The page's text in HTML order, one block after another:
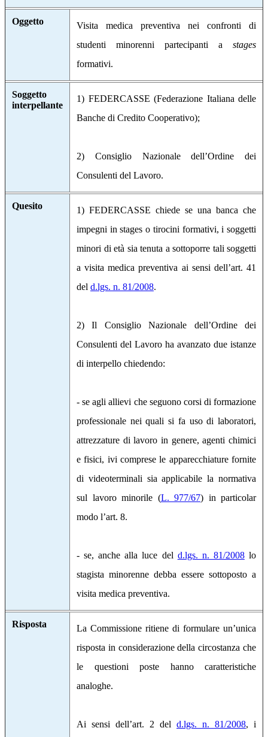
Oggetto
Visita medica preventiva nei confronti di
studenti minorenni partecipanti a stages
formativi.
Soggetto
interpellante
1) FEDERCASSE (Federazione Italiana delle
Banche di Credito Cooperativo);
2) Consiglio Nazionale dell’Ordine dei
Consulenti del Lavoro.
Quesito
1) FEDERCASSE chiede se una banca che
impegni in stages o tirocini formativi, i soggetti
minori di età sia tenuta a sottoporre tali soggetti
a visita medica preventiva ai sensi dell’art. 41
del d.lgs. n. 81/2008.
2) Il Consiglio Nazionale dell’Ordine dei
Consulenti del Lavoro ha avanzato due istanze
di interpello chiedendo:
- se agli allievi che seguono corsi di formazione
professionale nei quali si fa uso di laboratori,
attrezzature di lavoro in genere, agenti chimici
e fisici, ivi comprese le apparecchiature fornite
di videoterminali sia applicabile la normativa
sul lavoro minorile (L. 977/67) in particolar
modo l’art. 8.
- se, anche alla luce del d.lgs. n. 81/2008lo
stagista minorenne debba essere sottoposto a
visita medica preventiva.
Risposta
La Commissione ritiene di formulare un’unica
risposta in considerazione della circostanza che
le questioni poste hanno caratteristiche
analoghe.
Ai sensi dell’art. 2 del d.lgs. n. 81/2008, i